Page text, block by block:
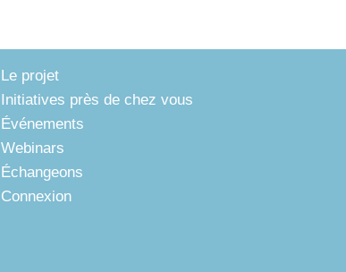
Le projet
Initiatives près de chez vous
Événements
Webinars
Échangeons
Connexion